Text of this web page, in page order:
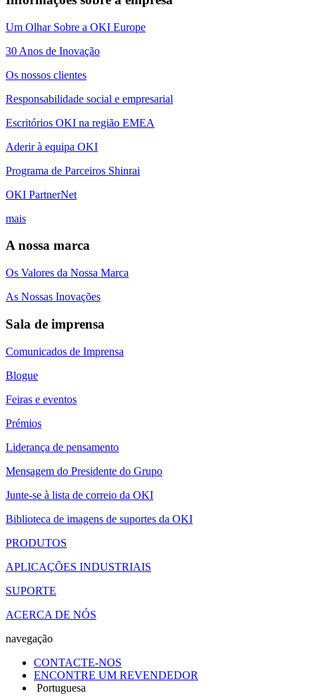
Um Olhar Sobre a OKI Europe
30 Anos de Inovação
Os nossos clientes
Responsabilidade social e empresarial
Escritórios OKI na região EMEA
Aderir à equipa OKI
Programa de Parceiros Shinrai
OKI PartnerNet
mais
A nossa marca
Os Valores da Nossa Marca
As Nossas Inovações
Sala de imprensa
Comunicados de Imprensa
Blogue
Feiras e eventos
Prémios
Liderança de pensamento
Mensagem do Presidente do Grupo
Junte-se à lista de correio da OKI
Biblioteca de imagens de suportes da OKI
PRODUTOS
APLICAÇÕES INDUSTRIAIS
SUPORTE
ACERCA DE NÓS
navegação
CONTACTE-NOS
ENCONTRE UM REVENDEDOR
Portuguesa